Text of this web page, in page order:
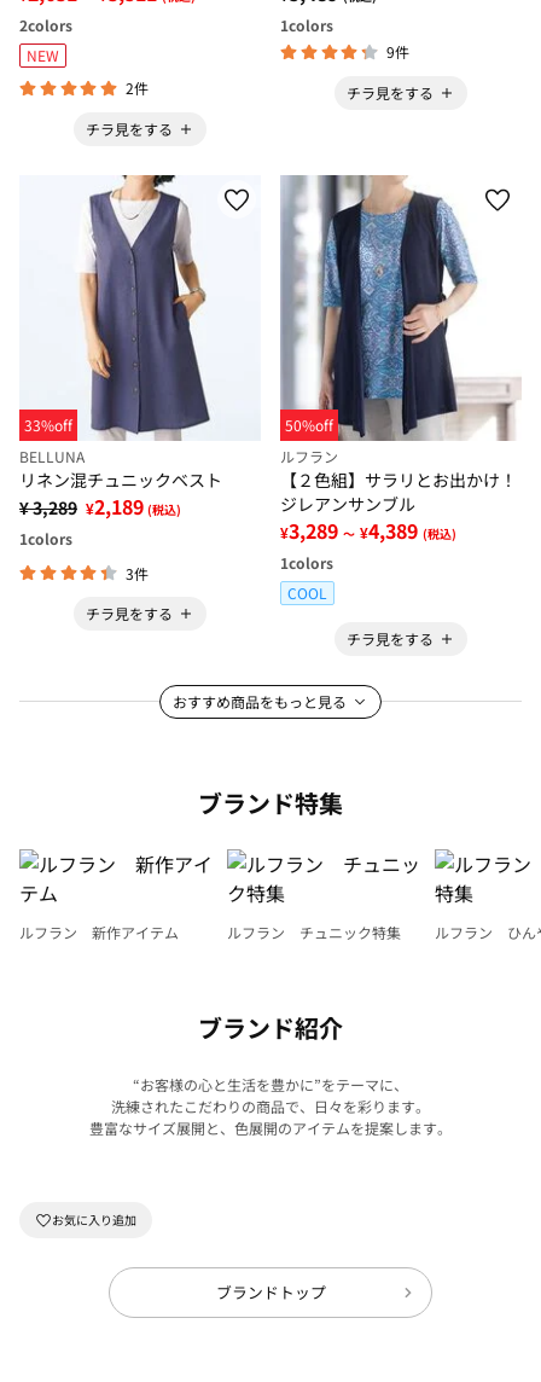
2colors
NEW
2件
チラ見をする
1colors
9件
チラ見をする
33%off
BELLUNA
リネン混チュニックベスト
¥ 3,289 ¥2,189 (税込)
1colors
3件
チラ見をする
50%off
ルフラン
【２色組】サラリとお出かけ！
ジレアンサンブル
¥3,289 ～ ¥4,389 (税込)
1colors
COOL
チラ見をする
おすすめ商品をもっと見る
ブランド特集
ルフラン 新作アイテム ルフラン チュニック特集 ルフラン ひん
ブランド紹介
“お客様の心と生活を豊かに”をテーマに、
洗練されたこだわりの商品で、日々を彩ります。
豊富なサイズ展開と、色展開のアイテムを提案します。
ブランドトップ